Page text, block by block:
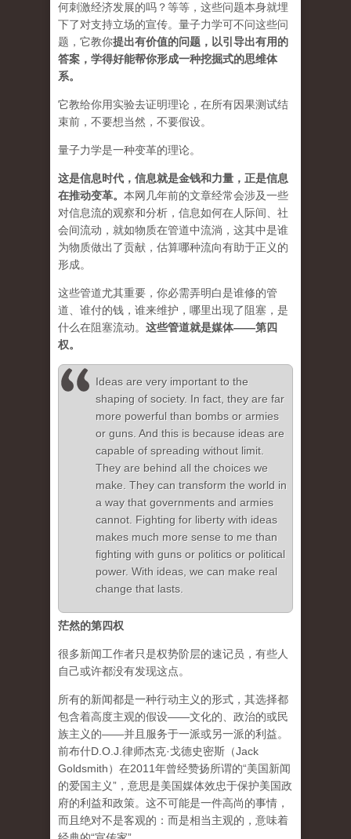
何刺激经济发展的吗？等等，这些问题本身就埋
下了对支持立场的宣传。量子力学可不问这些问
题，它教你提出有价值的问题，以引导出有用的
答案，学得好能帮你形成一种挖掘式的思维体
系。
它教给你用实验去证明理论，在所有因果测试结
束前，不要想当然，不要假设。
量子力学是一种变革的理论。
这是信息时代，信息就是金钱和力量，正是信息
在推动变革。 本网几年前的文章经常会涉及一些
对信息流的观察和分析，信息如何在人际间、社
会间流动，就如物质在管道中流淌，这其中是谁
为物质做出了贡献，估算哪种流向有助于正义的
形成。
这些管道尤其重要，你必需弄明白是谁修的管
道、谁付的钱，谁来维护，哪里出现了阻塞，是
什么在阻塞流动。 这些管道就是媒体——第四
权。
Ideas are very important to the
shaping of society. In fact, they are far
more powerful than bombs or armies
or guns. And this is because ideas are
capable of spreading without limit.
They are behind all the choices we
make. They can transform the world in
a way that governments and armies
cannot. Fighting for liberty with ideas
makes much more sense to me than
fighting with guns or politics or political
power. With ideas, we can make real
change that lasts.
茫然的第四权
很多新闻工作者只是权势阶层的速记员，有些人
自己或许都没有发现这点。
所有的新闻都是一种行动主义的形式，其选择都
包含着高度主观的假设——文化的、政治的或民
族主义的——并且服务于一派或另一派的利益。
前布什D.O.J.律师杰克·戈德史密斯（Jack
Goldsmith）在2011年曾经赞扬所谓的“美国新闻
的爱国主义”，意思是美国媒体效忠于保护美国政
府的利益和政策。这不可能是一件高尚的事情，
而且绝对不是客观的：而是相当主观的，意味着